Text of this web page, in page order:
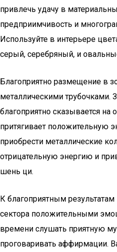
привлечь удачу в
предприимчивость и
Используйте в интерьере
серый, серебряный, и
Благоприятно размещение в
металлическими трубочками.
благоприятно сказывается
притягивает положительную
приобрести металлические
отрицательную энергию и
шень ци.
К благоприятным
сектора положительными
времени слушать приятную
проговаривать аффирмации.